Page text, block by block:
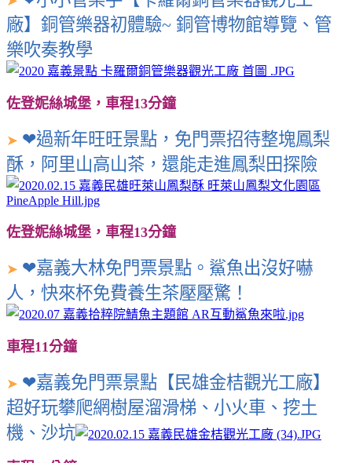
廠】銅管樂器初體驗~ 銅管博物館導覽、管
樂吹奏教學
佐登妮絲城堡，車程13分鐘
➤ ❤過新年旺旺景點，免門票招待整塊鳳梨
酥，阿里山高山茶，還能走進鳳梨田探險
佐登妮絲城堡，車程13分鐘
➤ ❤嘉義大林免門票景點。鯊魚出沒好嚇
人，快來杯免費養生茶壓壓驚！
車程11分鐘
➤ ❤嘉義免門票景點【民雄金桔觀光工廠】
超好玩攀爬網樹屋溜滑梯、小火車、挖土
機、沙坑